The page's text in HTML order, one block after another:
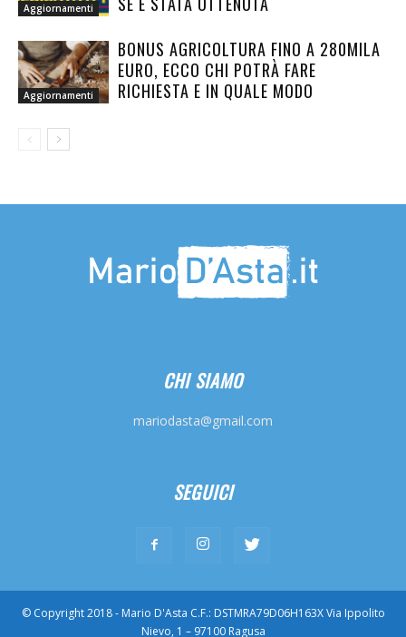
Aggiornamenti
Aggiornamenti
BONUS AGRICOLTURA FINO A 280MILA
EURO, ECCO CHI POTRÀ FARE
RICHIESTA E IN QUALE MODO
CHI SIAMO
mariodasta@gmail.com
SEGUICI
© Copyright 2018 - Mario D'Asta C.F.: DSTMRA79D06H163X Via Ippolito
Nievo, 1 – 97100 Ragusa